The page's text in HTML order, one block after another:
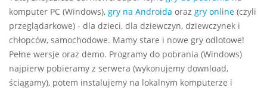
komputer PC (Windows), gry na Androida oraz gry online (czyli
przeglądarkowe) - dla dzieci, dla dziewczyn, dziewczynek i
chłopców, samochodowe. Mamy stare i nowe gry odlotowe!
Pełne wersje oraz demo. Programy do pobrania (Windows)
najpierw pobieramy z serwera (wykonujemy download,
ściągamy), potem instalujemy na lokalnym komputerze i